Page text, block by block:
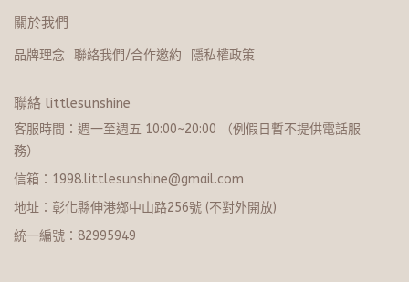
關於我們
品牌理念 聯絡我們/合作邀約 隱私權政策
聯絡 littlesunshine
客服時間：週一至週五 10:00~20:​0​0 （例假日暫不提供電話服
務）
信箱：1998.littlesunshine@gmail.com
地址：彰化縣伸港鄉中山路256號 (不對外開放)
統一編號：82995949